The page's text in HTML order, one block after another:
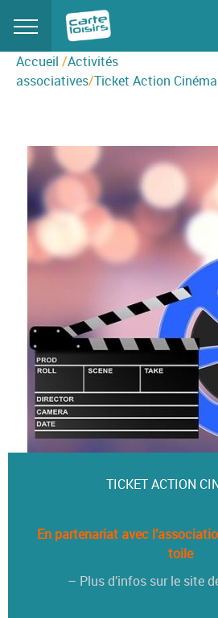
content
Accueil /Activités
associatives/Ticket Action
TICKET ACTION
En partenariat avec
toile
– Plus d’infos sur le site